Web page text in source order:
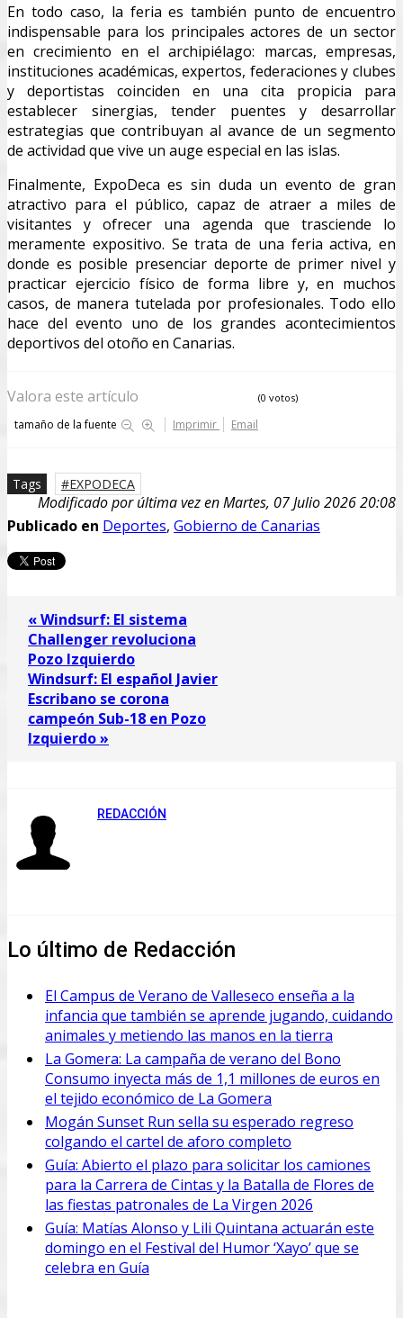
En todo caso, la feria es también punto de encuentro
indispensable para los principales actores de un sector
en crecimiento en el archipiélago: marcas, empresas,
instituciones académicas, expertos, federaciones y clubes
y deportistas coinciden en una cita propicia para
establecer sinergias, tender puentes y desarrollar
estrategias que contribuyan al avance de un segmento
de actividad que vive un auge especial en las islas.
Finalmente, ExpoDeca es sin duda un evento de gran
atractivo para el público, capaz de atraer a miles de
visitantes y ofrecer una agenda que trasciende lo
meramente expositivo. Se trata de una feria activa, en
donde es posible presenciar deporte de primer nivel y
practicar ejercicio físico de forma libre y, en muchos
casos, de manera tutelada por profesionales. Todo ello
hace del evento uno de los grandes acontecimientos
deportivos del otoño en Canarias.
Valora este artículo (0 votos)
tamaño de la fuente Imprimir Email
Tags EXPODECA
Modificado por última vez en Martes, 07 Julio 2026 20:08
Publicado en Deportes, Gobierno de Canarias
« Windsurf: El sistema
Challenger revoluciona
Pozo Izquierdo
Windsurf: El español Javier
Escribano se corona
campeón Sub-18 en Pozo
Izquierdo »
REDACCIÓN
Lo último de Redacción
El Campus de Verano de Valleseco enseña a la
infancia que también se aprende jugando, cuidando
animales y metiendo las manos en la tierra
La Gomera: La campaña de verano del Bono
Consumo inyecta más de 1,1 millones de euros en
el tejido económico de La Gomera
Mogán Sunset Run sella su esperado regreso
colgando el cartel de aforo completo
Guía: Abierto el plazo para solicitar los camiones
para la Carrera de Cintas y la Batalla de Flores de
las fiestas patronales de La Virgen 2026
Guía: Matías Alonso y Lili Quintana actuarán este
domingo en el Festival del Humor ‘Xayo’ que se
celebra en Guía